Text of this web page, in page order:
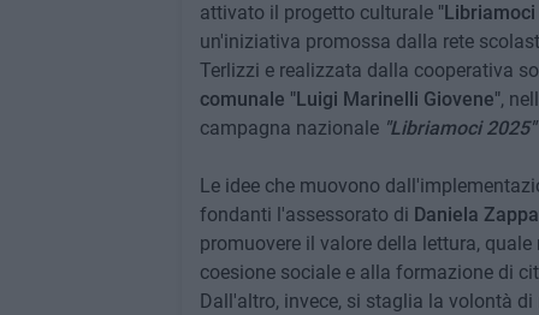
attivato il progetto culturale
un'iniziativa promossa dalla rete
Terlizzi e realizzata dalla cooperativa
comunale "Luigi Marinelli Giovene",
campagna nazionale "Libriamoci 2025"
Le idee che muovono
fondanti l'assessorato di Daniela
promuovere il valore della lettura,
coesione sociale e alla formazione di
Dall'altro, invece, si staglia la volontà